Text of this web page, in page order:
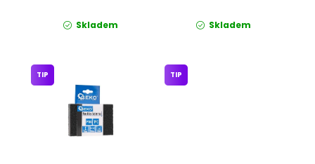
Skladem Skladem
TIP TIP